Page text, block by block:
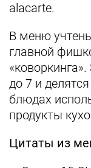
alacarte.
В меню
главной
до 7 и
блюдах
продукты
Цитаты из